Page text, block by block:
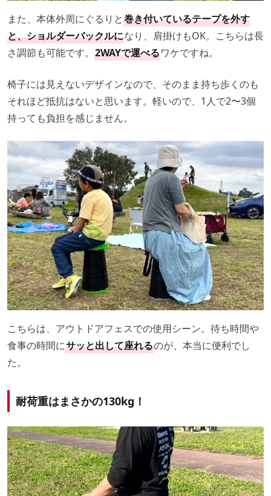
また、本体外周にぐるりと巻き付いているテープを外す
と、ショルダーバックルになり、肩掛けもOK。こちらは長
さ調節も可能です。 2WAYで運べるワケですね。
椅子には見えないデザインなので、そのまま持ち歩くのも
それほど抵抗はないと思います。軽いので、1人で2〜3個
持っても負担を感じません。
こちらは、アウトドアフェスでの使用シーン。待ち時間や
食事の時間にサッと出して座れるのが、本当に便利でし
た。
耐荷重はまさかの130kg！